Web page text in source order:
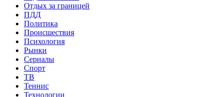
Отдых за границей
ПДД
Политика
Происшествия
Психология
Рынки
Сериалы
Спорт
ТВ
Теннис
Технологии